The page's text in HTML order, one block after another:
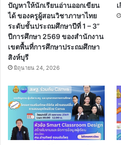
ปัญหาให้นักเรียนอ่านออกเขียน
ได้ ของครูผู้สอนวิชาภาษาไทย
ระดับชั้นประถมศึกษาปีที่ 1 – 3”
ปีการศึกษา 2569 ของสำนักงาน
เขตพื้นที่การศึกษาประถมศึกษา
สิงห์บุรี
มิถุนายน 24, 2026